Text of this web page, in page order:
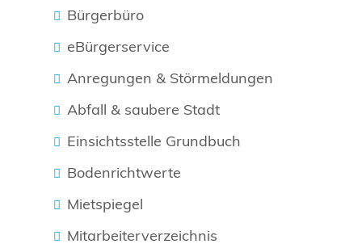
Bürgerbüro
eBürgerservice
Anregungen & Störmeldungen
Abfall & saubere Stadt
Einsichtsstelle Grundbuch
Bodenrichtwerte
Mietspiegel
Mitarbeiterverzeichnis